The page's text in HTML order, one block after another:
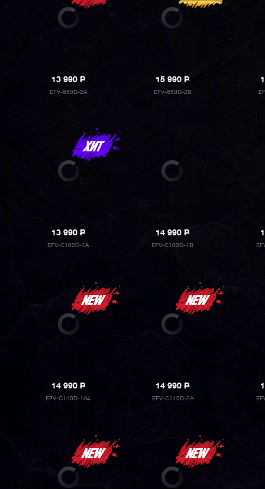
13 990P
EFV-650D-2A
15 990P
EFV-650D-2B
13 990P
EFV-C100D-1A
14 990P
EFV-C100D-1B
14 990P
EFV-C110D-1A4
14 990P
EFV-C110D-2A